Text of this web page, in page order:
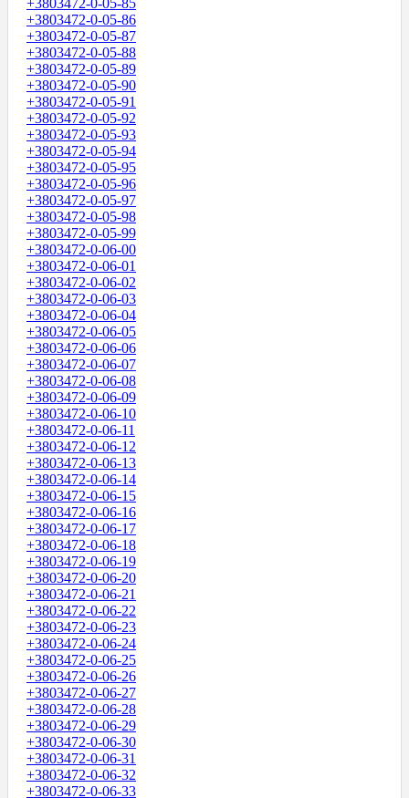
+3803472-0-05-85
+3803472-0-05-86
+3803472-0-05-87
+3803472-0-05-88
+3803472-0-05-89
+3803472-0-05-90
+3803472-0-05-91
+3803472-0-05-92
+3803472-0-05-93
+3803472-0-05-94
+3803472-0-05-95
+3803472-0-05-96
+3803472-0-05-97
+3803472-0-05-98
+3803472-0-05-99
+3803472-0-06-00
+3803472-0-06-01
+3803472-0-06-02
+3803472-0-06-03
+3803472-0-06-04
+3803472-0-06-05
+3803472-0-06-06
+3803472-0-06-07
+3803472-0-06-08
+3803472-0-06-09
+3803472-0-06-10
+3803472-0-06-11
+3803472-0-06-12
+3803472-0-06-13
+3803472-0-06-14
+3803472-0-06-15
+3803472-0-06-16
+3803472-0-06-17
+3803472-0-06-18
+3803472-0-06-19
+3803472-0-06-20
+3803472-0-06-21
+3803472-0-06-22
+3803472-0-06-23
+3803472-0-06-24
+3803472-0-06-25
+3803472-0-06-26
+3803472-0-06-27
+3803472-0-06-28
+3803472-0-06-29
+3803472-0-06-30
+3803472-0-06-31
+3803472-0-06-32
+3803472-0-06-33